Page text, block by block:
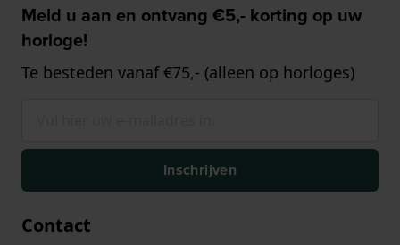
Meld u aan en ontvang €5,- korting op uw
horloge!
Te besteden vanaf €75,- (alleen op horloges)
Inschrijven
Contact